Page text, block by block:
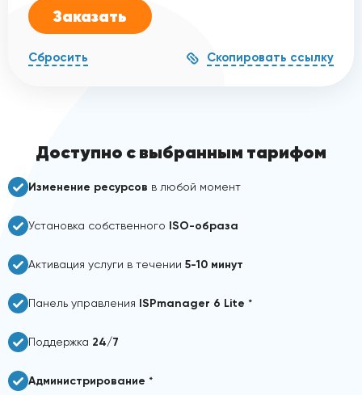
Заказать
Сбросить Скопировать ссылку
Доступно с выбранным тарифом
Изменение ресурсов в любой момент
Установка собственного ISO-образа
Активация услуги в течении 5-10 минут
Панель управления ISPmanager 6 Lite *
Поддержка 24/7
Администрирование *